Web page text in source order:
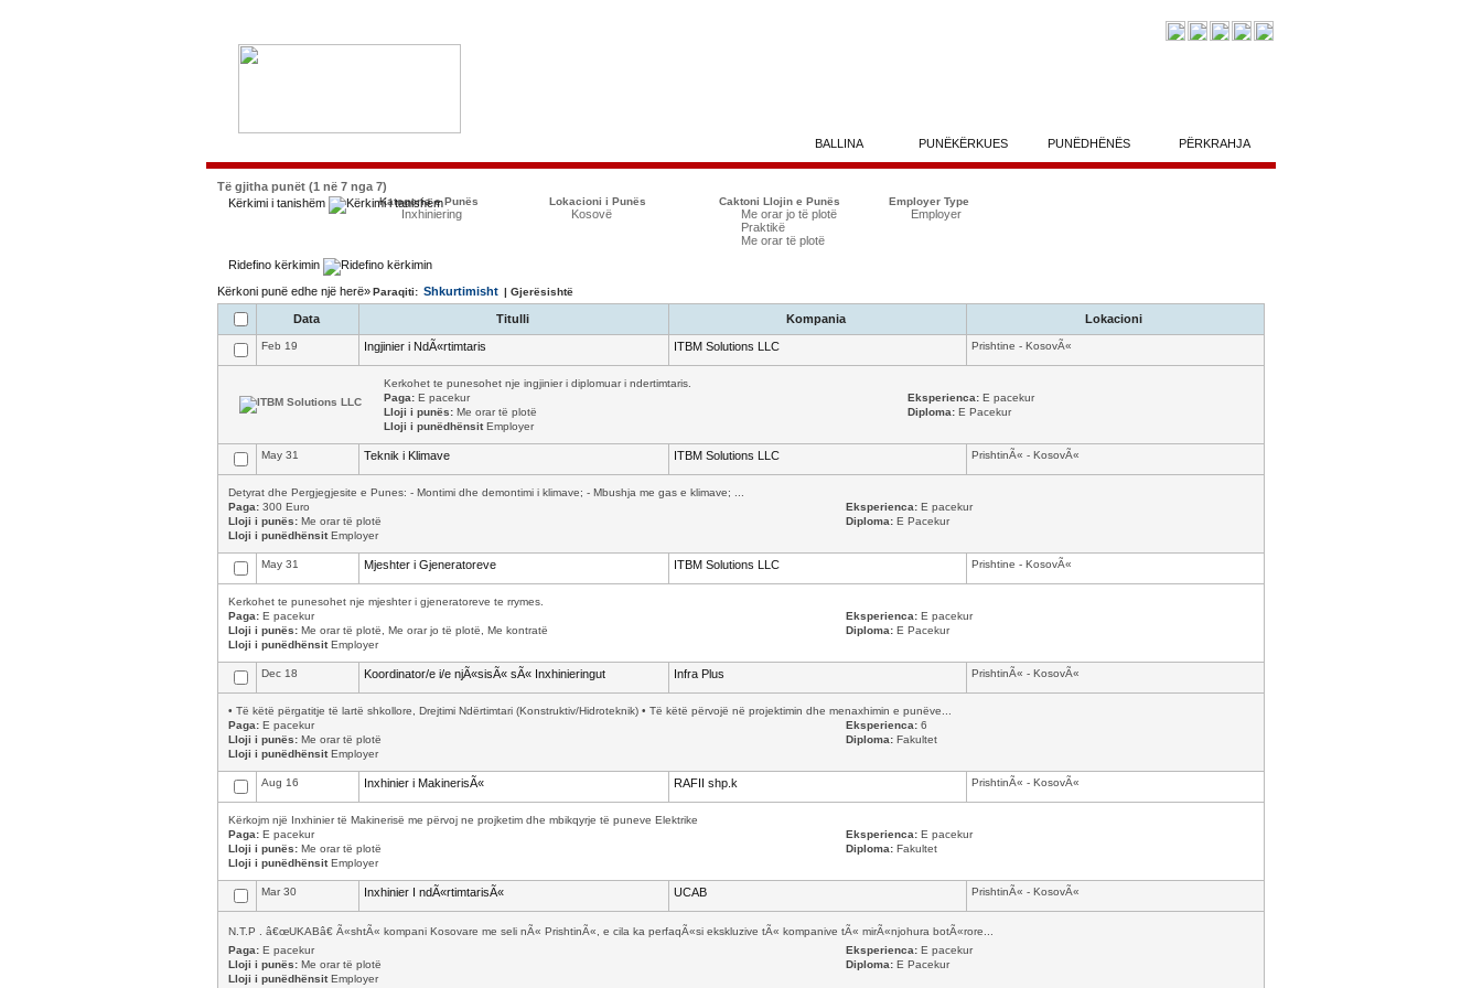
BALLINA PUNËKËRKUES PUNËDHËNËS PËRKRAHJA
Të gjitha punët (1 në 7 nga 7)
Kërkimi i tanishëm
Kategoria e Punës
Inxhiniering
Lokacioni i Punës
Kosovë
Caktoni Llojin e Punës
Me orar jo të plotë
Praktikë
Me orar të plotë
Employer Type
Employer
Ridefino kërkimin
Kërkoni punë edhe një herë»Paraqiti: Shkurtimisht | Gjerësishtë
Data Titulli Kompania Lokacioni
Feb 19 Ingjinier i NdÃ«rtimtaris ITBM Solutions LLC Prishtine - KosovÃ«
Kerkohet te punesohet nje ingjinier i diplomuar i ndertimtaris.
Paga: E pacekur Eksperienca: E pacekur
Lloji i punës: Me orar të plotë Diploma: E Pacekur
Lloji i punëdhënsitEmployer
May 31 Teknik i Klimave ITBM Solutions LLC PrishtinÃ« - KosovÃ«
Detyrat dhe Pergjegjesite e Punes: - Montimi dhe demontimi i klimave; - Mbushja me gas e klimave; ...
Paga: 300 Euro Eksperienca: E pacekur
Lloji i punës: Me orar të plotë Diploma: E Pacekur
Lloji i punëdhënsitEmployer
May 31 Mjeshter i Gjeneratoreve ITBM Solutions LLC Prishtine - KosovÃ«
Kerkohet te punesohet nje mjeshter i gjeneratoreve te rrymes.
Paga: E pacekur Eksperienca: E pacekur
Lloji i punës: Me orar të plotë, Me orar jo të plotë, Me kontratë Diploma: E Pacekur
Lloji i punëdhënsitEmployer
Dec 18 Koordinator/e i/e njÃ«sisÃ« sÃ« Inxhinieringut Infra Plus PrishtinÃ« - KosovÃ«
• Të këtë përgatitje të lartë shkollore, Drejtimi Ndërtimtari (Konstruktiv/Hidroteknik) • Të këtë përvojë në projektimin dhe menaxhimin e punëve...
Paga: E pacekur Eksperienca: 6
Lloji i punës: Me orar të plotë Diploma: Fakultet
Lloji i punëdhënsitEmployer
Aug 16 Inxhinier i MakinerisÃ« RAFII shp.k PrishtinÃ« - KosovÃ«
Kërkojm një Inxhinier të Makinerisë me përvoj ne projketim dhe mbikqyrje të puneve Elektrike
Paga: E pacekur Eksperienca: E pacekur
Lloji i punës: Me orar të plotë Diploma: Fakultet
Lloji i punëdhënsitEmployer
Mar 30 Inxhinier I ndÃ«rtimtarisÃ« UCAB PrishtinÃ« - KosovÃ«
N.T.P . â€œUKABâ€ Ã«shtÃ« kompani Kosovare me seli nÃ« PrishtinÃ«, e cila ka perfaqÃ«si ekskluzive tÃ« kompanive tÃ« mirÃ«njohura botÃ«rore...
Paga: E pacekur Eksperienca: E pacekur
Lloji i punës: Me orar të plotë Diploma: E Pacekur
Lloji i punëdhënsitEmployer